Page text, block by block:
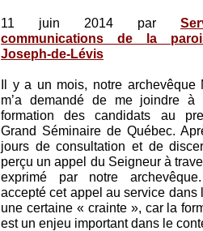
11 juin 2014 par
communications de la
Joseph-de-Lévis
Il y a un mois, notre archevêque
m’a demandé de me joindre à
formation des candidats au
Grand Séminaire de Québec.
jours de consultation et de
perçu un appel du Seigneur à
exprimé par notre
accepté cet appel au service dans
une certaine « crainte », car la
est un enjeu important dans le